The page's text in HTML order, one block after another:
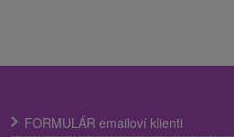
FORMULÁR emailoví klienti